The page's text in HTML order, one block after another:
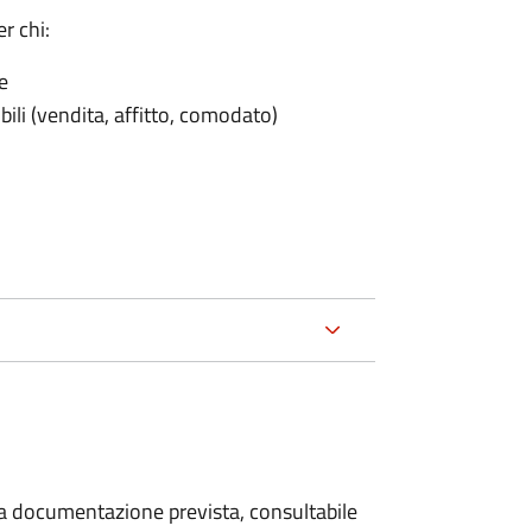
chi:
(vendita, affitto, comodato)
prevista, consultabile